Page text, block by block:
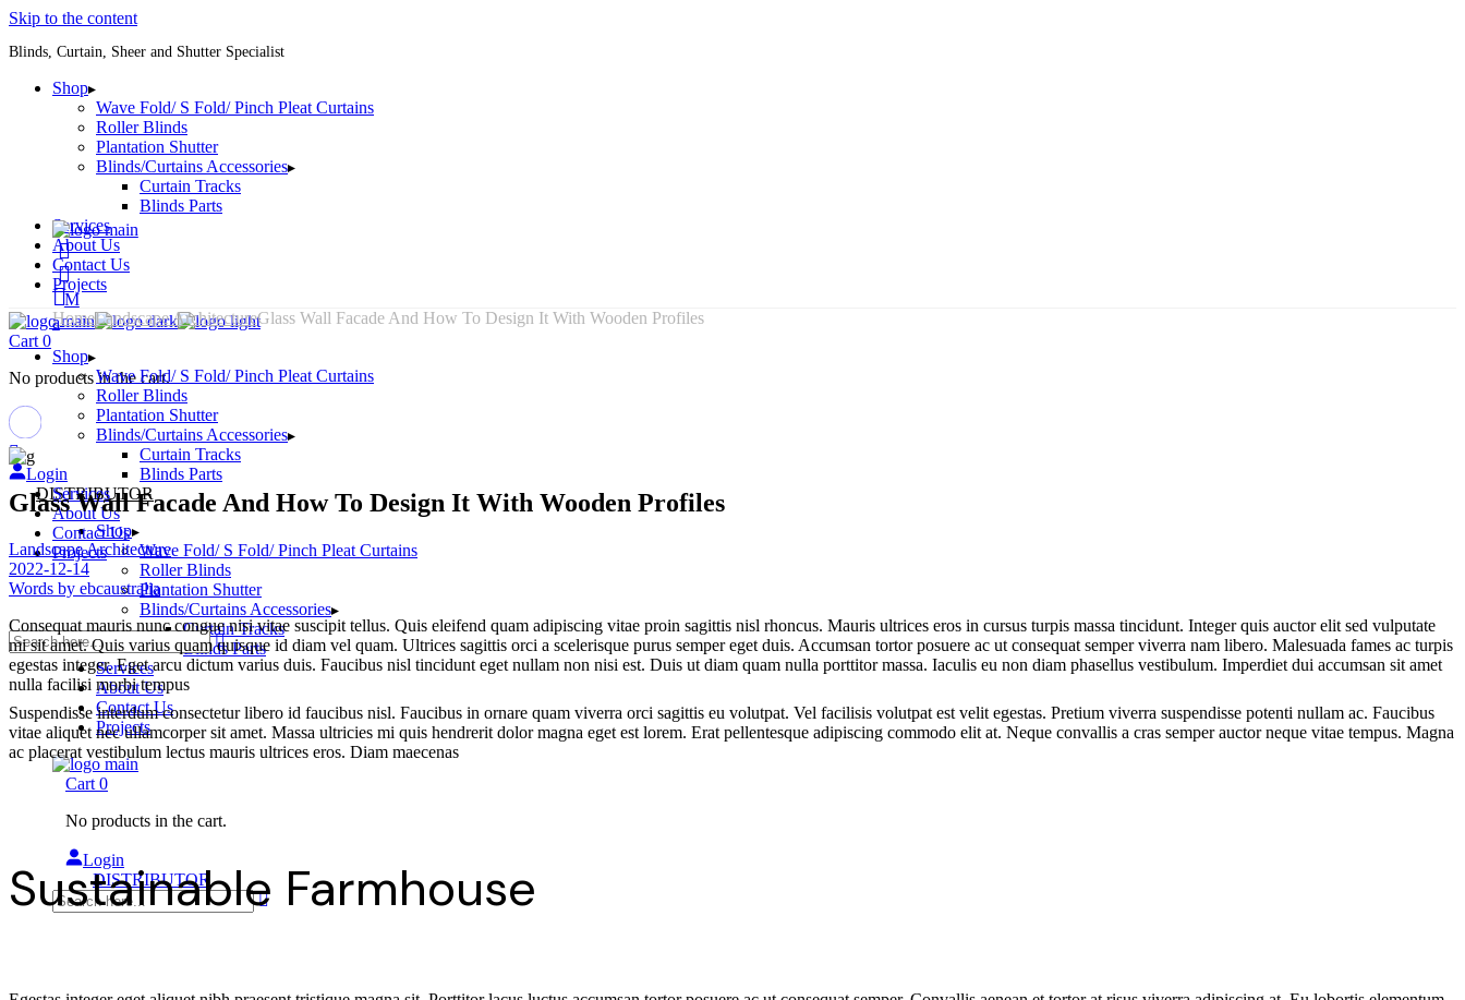
Skip to the content
Blinds, Curtain, Sheer and Shutter Specialist
Shop
Wave Fold/ S Fold/ Pinch Pleat Curtains
Roller Blinds
Plantation Shutter
Blinds/Curtains Accessories
Curtain Tracks
Blinds Parts
Services
About Us
Contact Us
Projects
Cart 0
No products in the cart.
Login
DISTRIBUTOR
Shop
Wave Fold/ S Fold/ Pinch Pleat Curtains
Roller Blinds
Plantation Shutter
Blinds/Curtains Accessories
Curtain Tracks
Blinds Parts
Services
About Us
Contact Us
Projects
Cart 0
No products in the cart.
Login
DISTRIBUTOR
Shop
Wave Fold/ S Fold/ Pinch Pleat Curtains
Roller Blinds
Plantation Shutter
Blinds/Curtains Accessories
Curtain Tracks
Blinds Parts
Services
About Us
Contact Us
Projects
HomeLandscape ArchitectureGlass Wall Facade And How To Design It With Wooden Profiles
Glass Wall Facade And How To Design It With Wooden Profiles
Landscape Architecture
2022-12-14
Words by ebcaustralia
Consequat mauris nunc congue nisi vitae suscipit tellus. Quis eleifend quam adipiscing vitae proin sagittis nisl rhoncus. Mauris ultrices eros in cursus turpis massa tincidunt. Integer quis auctor elit sed vulputate
mi sit amet. Quis varius quam quisque id diam vel quam. Ultrices sagittis orci a scelerisque purus semper eget duis. Accumsan tortor posuere ac ut consequat semper viverra nam libero. Malesuada fames ac turpis
egestas integer. Eget arcu dictum varius duis. Faucibus nisl tincidunt eget nullam non nisi est. Duis ut diam quam nulla porttitor massa. Iaculis eu non diam phasellus vestibulum. Imperdiet dui accumsan sit amet
nulla facilisi morbi tempus
Suspendisse interdum consectetur libero id faucibus nisl. Faucibus in ornare quam viverra orci sagittis eu volutpat. Vel facilisis volutpat est velit egestas. Pretium viverra suspendisse potenti nullam ac. Faucibus
vitae aliquet nec ullamcorper sit amet. Massa ultricies mi quis hendrerit dolor magna eget est lorem. Erat pellentesque adipiscing commodo elit at. Neque convallis a cras semper auctor neque vitae tempus. Magna
ac placerat vestibulum lectus mauris ultrices eros. Diam maecenas
Sustainable Farmhouse